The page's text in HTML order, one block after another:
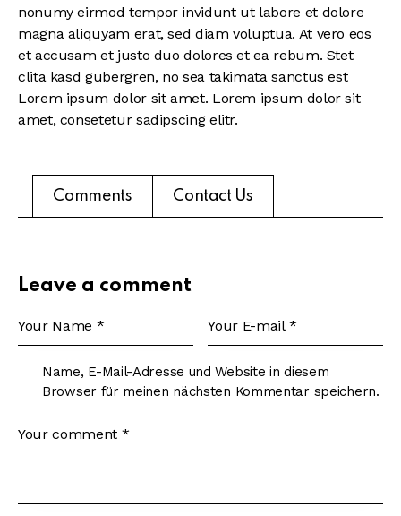
nonumy eirmod tempor invidunt ut labore et dolore
magna aliquyam erat, sed diam voluptua. At vero eos
et accusam et justo duo dolores et ea rebum. Stet
clita kasd gubergren, no sea takimata sanctus est
Lorem ipsum dolor sit amet. Lorem ipsum dolor sit
amet, consetetur sadipscing elitr.
Comments Contact Us
Leave a comment
Name, E-Mail-Adresse und Website in diesem
Browser für meinen nächsten Kommentar speichern.